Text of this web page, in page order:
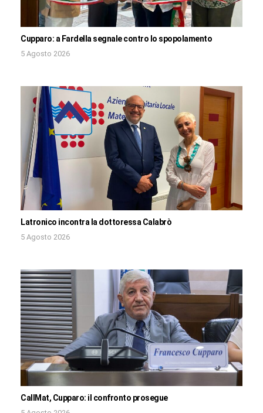
Cupparo: a Fardella segnale contro lo spopolamento
5 Agosto 2026
Latronico incontra la dottoressa Calabrò
5 Agosto 2026
CallMat, Cupparo: il confronto prosegue